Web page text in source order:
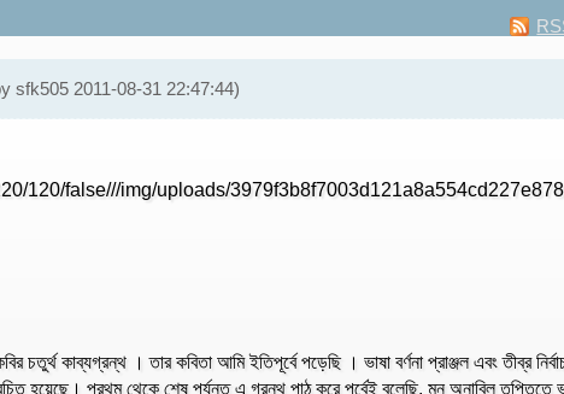
sfk505 2011-08-31 22:47:44)
চতুর্থ কাব্যগ্রন্থ । তার কবিতা আমি ইতিপূর্বে পড়েছি । ভাষা বর্ণনা প্রাঞ্জল এবং তীব্র
হয়েছে। প্রথম থেকে শেষ পর্যন্ত এ গ্রন্থ পাঠ করে পূর্বেই বলেছি, মন অনাবিল তৃপ্তিতে